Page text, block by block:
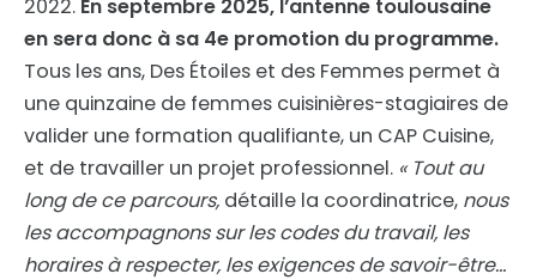
2022. En septembre 2025, l’antenne toulousaine
en sera donc à sa 4e promotion du programme.
Tous les ans, Des Étoiles et des Femmes permet à
une quinzaine de femmes cuisinières-stagiaires de
valider une formation qualifiante, un CAP Cuisine,
et de travailler un projet professionnel. « Tout au
long de ce parcours, détaille la coordinatrice, nous
les accompagnons sur les codes du travail, les
horaires à respecter, les exigences de savoir-être…